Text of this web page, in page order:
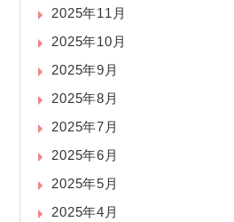
2025年11月
2025年10月
2025年9月
2025年8月
2025年7月
2025年6月
2025年5月
2025年4月